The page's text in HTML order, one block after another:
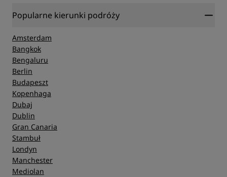
Popularne kierunki podróży
Amsterdam
Bangkok
Bengaluru
Berlin
Budapeszt
Kopenhaga
Dubaj
Dublin
Gran Canaria
Stambuł
Londyn
Manchester
Mediolan